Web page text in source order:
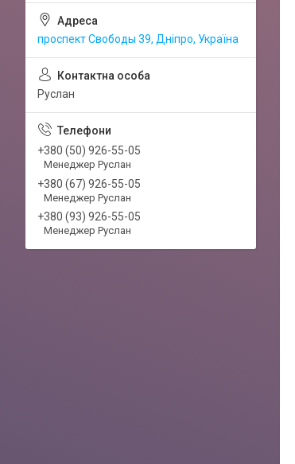
проспект Свободы 39, Дніпро, Україна
Руслан
+380 (50) 926-55-05
Менеджер Руслан
+380 (67) 926-55-05
Менеджер Руслан
+380 (93) 926-55-05
Менеджер Руслан